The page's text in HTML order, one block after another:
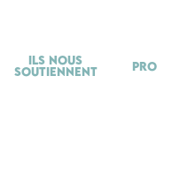
Ils nous
soutiennent
Pro